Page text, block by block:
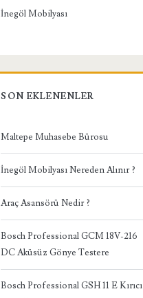
İnegöl Mobilyası
SON EKLENENLER
Maltepe Muhasebe Bürosu
İnegöl Mobilyası Nereden Alınır ?
Araç Asansörü Nedir ?
Bosch Professional GCM 18V-216
DC Aküsüz Gönye Testere
Bosch Professional GSH 11 E Kırıcı